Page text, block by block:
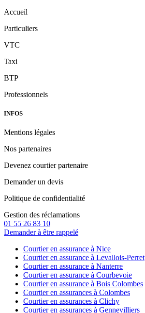
Accueil
Particuliers
VTC
Taxi
BTP
Professionnels
INFOS
Mentions légales
Nos partenaires
Devenez courtier partenaire
Demander un devis
Politique de confidentialité
Gestion des réclamations
01 55 26 83 10
Demander à être rappelé
Courtier en assurance à Nice
Courtier en assurance à Levallois-Perret
Courtier en assurance à Nanterre
Courtier en assurance à Courbevoie
Courtier en assurance à Bois Colombes
Courtier en assurances à Colombes
Courtier en assurances à Clichy
Courtier en assurances à Gennevilliers